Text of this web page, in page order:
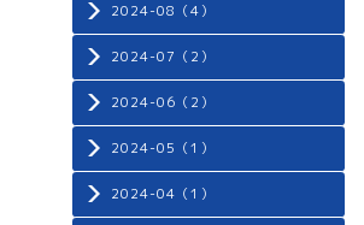
2024-08（4）
2024-07（2）
2024-06（2）
2024-05（1）
2024-04（1）